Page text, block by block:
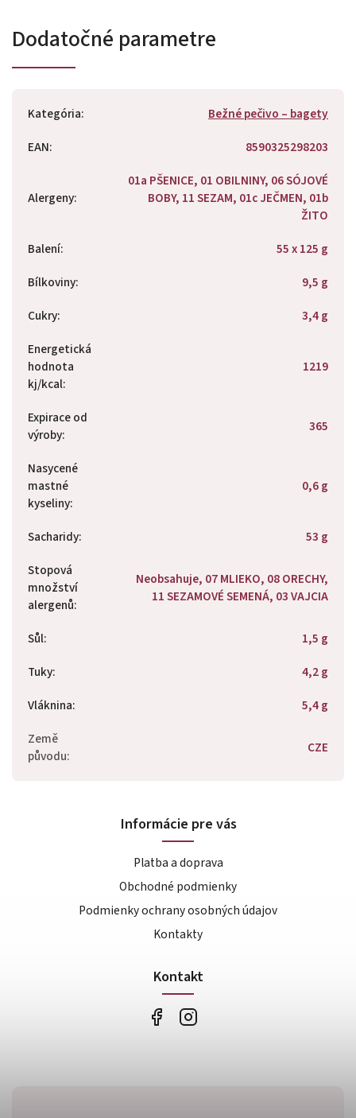
Dodatočné parametre
Kategória:
Bežné pečivo – bagety
EAN: 8590325298203
Alergeny:
01a PŠENICE, 01 OBILNINY, 06 SÓJOVÉ
BOBY, 11 SEZAM, 01c JEČMEN, 01b
ŽITO
Balení:
55 x 125 g
Bílkoviny:
9,5 g
Cukry:
3,4 g
Energetická
hodnota
kj/kcal:
1219
Expirace od
výroby: 365
Nasycené
mastné
kyseliny:
0,6 g
Sacharidy:
53 g
Stopová
množství
alergenů:
Neobsahuje, 07 MLIEKO, 08 ORECHY,
11 SEZAMOVÉ SEMENÁ, 03 VAJCIA
Sůl:
1,5 g
Tuky:
4,2 g
Vláknina:
5,4 g
Země
původu: CZE
Informácie pre vás
Platba a doprava
Obchodné podmienky
Podmienky ochrany osobných údajov
Kontakty
Kontakt